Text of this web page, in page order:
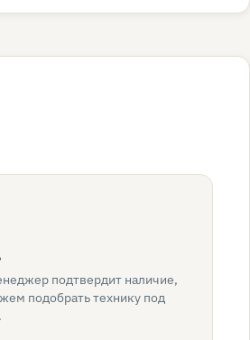
подтвердит наличие,
подобрать технику под